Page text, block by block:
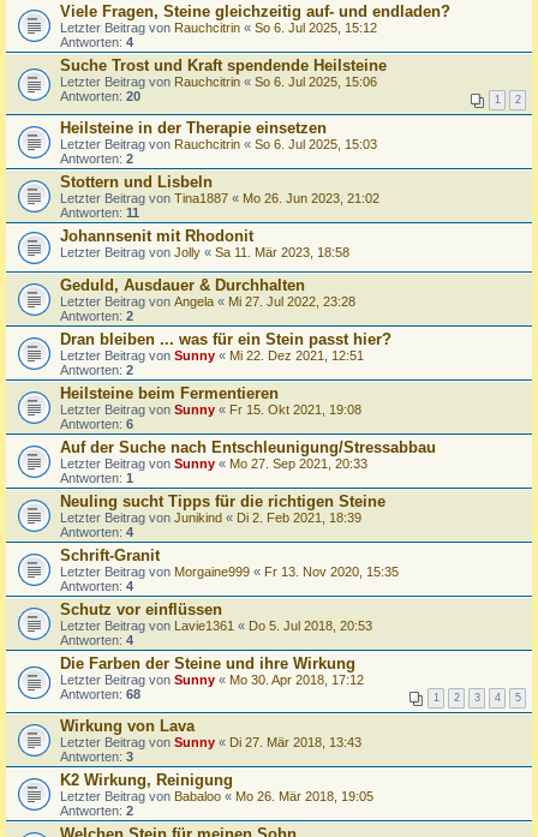
Viele Fragen, Steine gleichzeitig auf- und endladen?
Letzter Beitrag von Rauchcitrin « So 6. Jul 2025, 15:12
Antworten: 4
Suche Trost und Kraft spendende Heilsteine
Letzter Beitrag von Rauchcitrin « So 6. Jul 2025, 15:06
Antworten: 20 1 2
Heilsteine in der Therapie einsetzen
Letzter Beitrag von Rauchcitrin « So 6. Jul 2025, 15:03
Antworten: 2
Stottern und Lisbeln
Letzter Beitrag von Tina1887 « Mo 26. Jun 2023, 21:02
Antworten: 11
Johannsenit mit Rhodonit
Letzter Beitrag von Jolly « Sa 11. Mär 2023, 18:58
Geduld, Ausdauer & Durchhalten
Letzter Beitrag von Angela « Mi 27. Jul 2022, 23:28
Antworten: 2
Dran bleiben ... was für ein Stein passt hier?
Letzter Beitrag von Sunny « Mi 22. Dez 2021, 12:51
Antworten: 2
Heilsteine beim Fermentieren
Letzter Beitrag von Sunny « Fr 15. Okt 2021, 19:08
Antworten: 6
Auf der Suche nach Entschleunigung/Stressabbau
Letzter Beitrag von Sunny « Mo 27. Sep 2021, 20:33
Antworten: 1
Neuling sucht Tipps für die richtigen Steine
Letzter Beitrag von Junikind « Di 2. Feb 2021, 18:39
Antworten: 4
Schrift-Granit
Letzter Beitrag von Morgaine999 « Fr 13. Nov 2020, 15:35
Antworten: 4
Schutz vor einflüssen
Letzter Beitrag von Lavie1361 « Do 5. Jul 2018, 20:53
Antworten: 4
Die Farben der Steine und ihre Wirkung
Letzter Beitrag von Sunny « Mo 30. Apr 2018, 17:12
Antworten: 68 1 2 3 4 5
Wirkung von Lava
Letzter Beitrag von Sunny « Di 27. Mär 2018, 13:43
Antworten: 3
K2 Wirkung, Reinigung
Letzter Beitrag von Babaloo « Mo 26. Mär 2018, 19:05
Antworten: 2
Welchen Stein für meinen Sohn.